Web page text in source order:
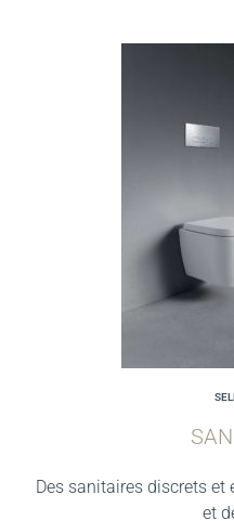
Des sanitaires discrets
et